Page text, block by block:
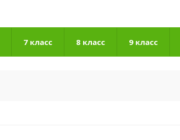
7 класс 8 класс 9 класс